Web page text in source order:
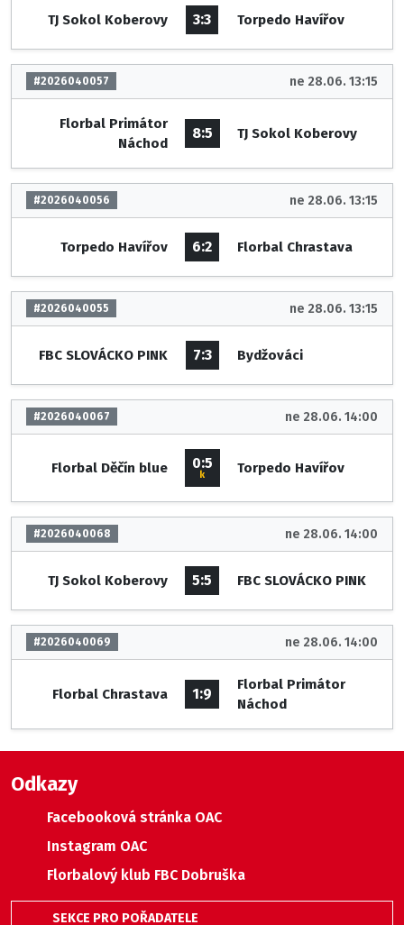
TJ Sokol Koberovy 3:3 Torpedo Havířov
#2026040057 ne 28.06. 13:15
Florbal Primátor
Náchod
8:5 TJ Sokol Koberovy
#2026040056 ne 28.06. 13:15
Torpedo Havířov 6:2 Florbal Chrastava
#2026040055 ne 28.06. 13:15
FBC SLOVÁCKO PINK 7:3 Bydžováci
#2026040067 ne 28.06. 14:00
Florbal Děčín blue 0:5
k Torpedo Havířov
#2026040068 ne 28.06. 14:00
TJ Sokol Koberovy 5:5 FBC SLOVÁCKO PINK
#2026040069 ne 28.06. 14:00
Florbal Chrastava 1:9
Florbal Primátor
Náchod
Odkazy
Facebooková stránka OAC
Instagram OAC
Florbalový klub FBC Dobruška
SEKCE PRO POŘADATELE